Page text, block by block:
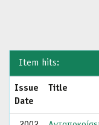
Item hits:
Issue
Date
Title